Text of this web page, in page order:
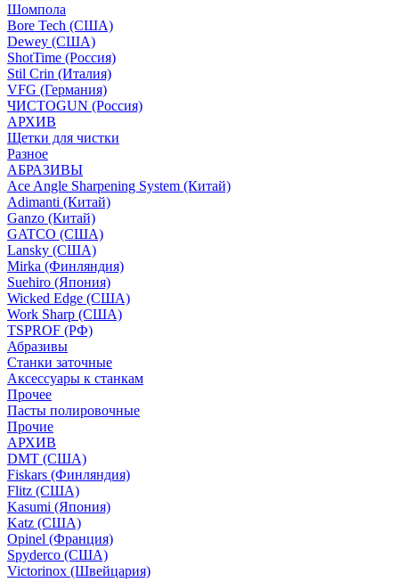
Шомпола
Bore Tech (США)
Dewey (США)
ShotTime (Россия)
Stil Crin (Италия)
VFG (Германия)
ЧИСТОGUN (Россия)
АРХИВ
Щетки для чистки
Разное
АБРАЗИВЫ
Ace Angle Sharpening System (Китай)
Adimanti (Китай)
Ganzo (Китай)
GATCO (США)
Lansky (США)
Mirka (Финляндия)
Suehiro (Япония)
Wicked Edge (США)
Work Sharp (США)
TSPROF (РФ)
Абразивы
Станки заточные
Аксессуары к станкам
Прочее
Пасты полировочные
Прочие
АРХИВ
DMT (США)
Fiskars (Финляндия)
Flitz (США)
Kasumi (Япония)
Katz (США)
Opinel (Франция)
Spyderco (США)
Victorinox (Швейцария)